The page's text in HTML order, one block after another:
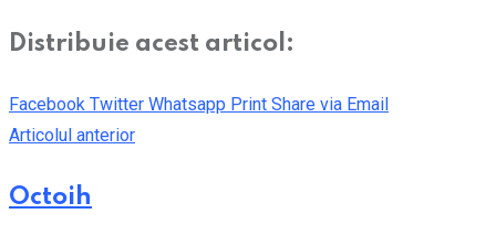
Distribuie acest articol:
Facebook Twitter Whatsapp Print Share via Email
Articolul anterior
Octoih